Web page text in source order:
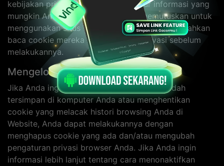
kebijakan privasi yang akan mengatur informasi yang
mungkin Anda kirimkan. Jika Anda memutuskan untuk
menggunakan situs web pihak ketiga terkait, silahkan
baca cookie mereka dan kebijakan privasi sebelum
melakukannya.
Mengelola Cookie
Jika Anda ingin menghapus cookie yang sudah
tersimpan di komputer Anda atau menghentikan
cookie yang melacak histori browsing Anda di
Website, Anda dapat melakukannya dengan
menghapus cookie yang ada dan/atau mengubah
pengaturan privasi browser Anda. Jika Anda ingin
informasi lebih lanjut tentang cara menonaktifkan